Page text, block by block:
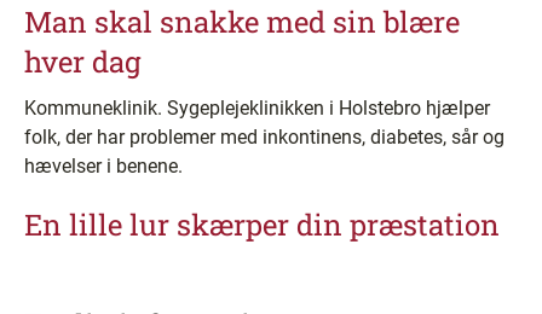
Man skal snakke med sin blære
hver dag
Kommuneklinik. Sygeplejeklinikken i Holstebro hjælper
folk, der har problemer med inkontinens, diabetes, sår og
hævelser i benene.
En lille lur skærper din præstation